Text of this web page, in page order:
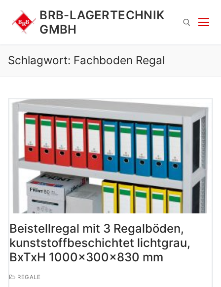
Inhalt
springen
BRB-LAGERTECHNIK
GMBH
Suchen nach:
Suchen
nach:
Schlagwort: Fachboden Regal
Beistellregal mit 3 Regalböden,
kunststoffbeschichtet lichtgrau,
BxTxH 1000x300x830 mm
REGALE